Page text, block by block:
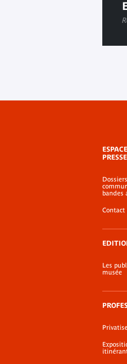
de
bas-
page
ESPACE
PRESSE
bandes
Contact
Les
musée